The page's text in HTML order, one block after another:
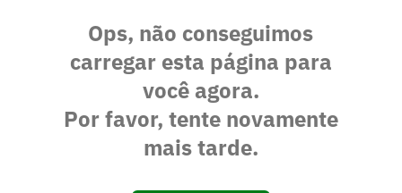
Ops, não conseguimos
carregar esta página para
você agora.
Por favor, tente novamente
mais tarde.